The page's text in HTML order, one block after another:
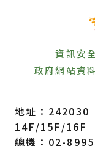
資訊安
政府網站資
地址：242030
14F/15F/16F
總機：02-